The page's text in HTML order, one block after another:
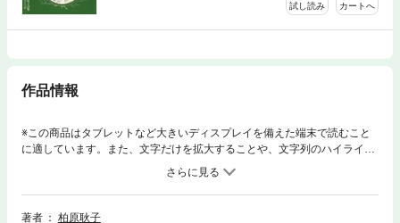
試し読み カートへ
作品情報
※この商品はタブレットなど大きいディスプレイを備えた端末で読むこと
に適しています。また、文字だけを拡大することや、文字列のハイライ
ト、検索、辞書の参照、引用などの機能が使用できません。おとなから子
どもまで 味わい深い詩の世界「少年詩」。 ベテランの詩人による野の
花に身をおいた心象風景。自然なタッチの水彩画とのコラボで、やさしい
雰囲気の本になり、やさしい雰囲気の本になり、お見舞いの本としてとく
著者
柏原耿子